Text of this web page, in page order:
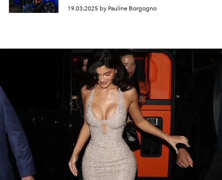
19.03.2025 by Pauline Borgogno